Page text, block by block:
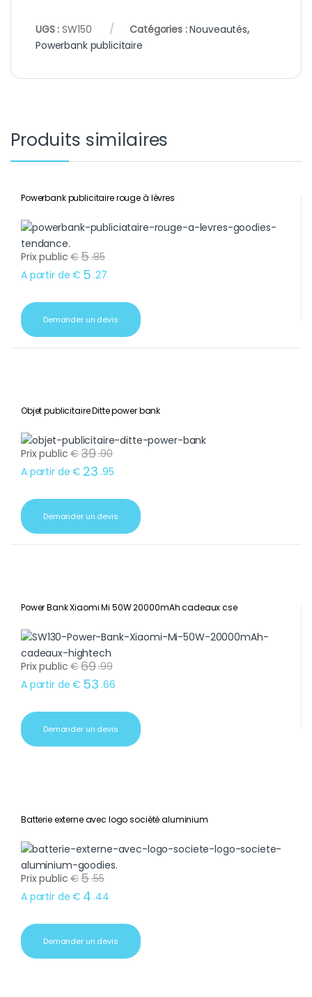
UGS :SW150 Catégories :Nouveautés,
Powerbank publicitaire
Produits similaires
Powerbank publicitaire rouge à lèvres
Prix public €5.85
A partir de € 5 .27
Demander un devis
Objet publicitaire Ditte power bank
Prix public €39.90
A partir de € 23 .95
Demander un devis
Power Bank Xiaomi Mi 50W 20000mAh cadeaux cse
Prix public €69.99
A partir de € 53 .66
Demander un devis
Batterie externe avec logo société aluminium
Prix public €5.55
A partir de € 4 .44
Demander un devis